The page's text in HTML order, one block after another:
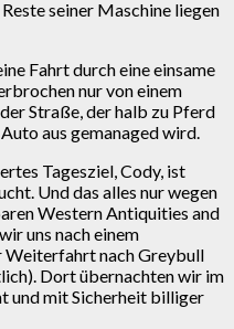
seiner Maschine liegen
Fahrt durch eine einsame
nur von einem
Straße, der halb zu Pferd
aus gemanaged wird.
Tagesziel, Cody, ist
Und das alles nur wegen
Western Antiquities and
uns nach einem
Weiterfahrt nach Greybull
Dort übernachten wir im
und mit Sicherheit billiger